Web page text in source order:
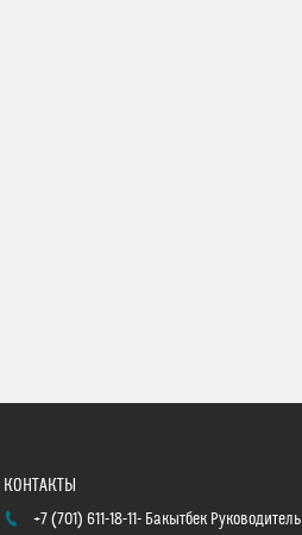
+7 (701) 611-18-11 Бакытбек Руководитель